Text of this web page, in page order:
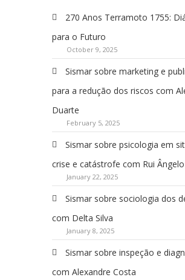
270 Anos Terramoto 1755:
para o Futuro
October 9, 2025
Sismar sobre marketing e
para a redução dos riscos com
Duarte
February 5, 2025
Sismar sobre psicologia em
crise e catástrofe com Rui Ângelo
January 22, 2025
Sismar sobre sociologia dos
com Delta Silva
January 8, 2025
Sismar sobre inspeção e
com Alexandre Costa